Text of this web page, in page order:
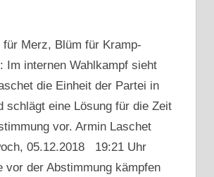
für Merz, Blüm für Kramp-
Im internen Wahlkampf sieht
die Einheit der Partei in
schlägt eine Lösung für die Zeit
vor. Armin Laschet
05.12.2018 19:21 Uhr
vor der Abstimmung kämpfen